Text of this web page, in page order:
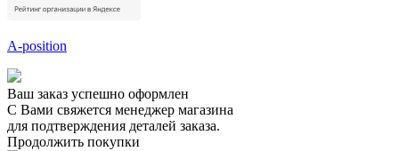
A-position
Ваш заказ успешно оформлен
С Вами свяжется менеджер магазина
для подтверждения деталей заказа.
Продолжить покупки